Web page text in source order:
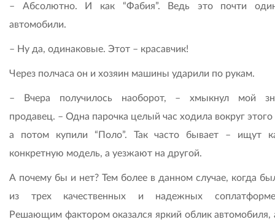
– Абсолютно. И как “Фабия”. Ведь это почти
автомобили.
– Ну да, одинаковые. Этот – красавчик!
Через полчаса он и хозяин машины ударили по рукам.
– Вчера получилось наоборот, – хмыкнул мой
продавец. – Одна парочка целый час ходила вокруг этого
а потом купили “Поло”. Так часто бывает – ищут
конкретную модель, а уезжают на другой.
А почему бы и нет? Тем более в данном случае, когда
из трех качественных и надежных
Решающим фактором оказался яркий облик автомобиля,